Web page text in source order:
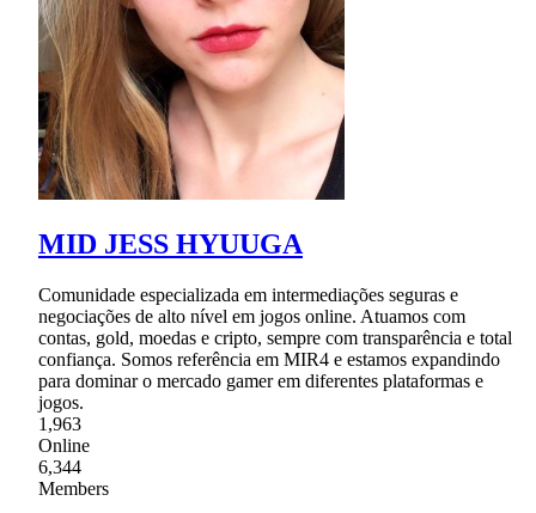
MID JESS HYUUGA
Comunidade especializada em intermediações seguras e
negociações de alto nível em jogos online. Atuamos com
contas, gold, moedas e cripto, sempre com transparência e total
confiança. Somos referência em MIR4 e estamos expandindo
para dominar o mercado gamer em diferentes plataformas e
jogos.
1,963
Online
6,344
Members